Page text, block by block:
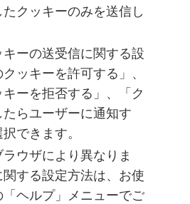
クッキーのみを送信し
ーの送受信に関する設
ッキーを許可する」、
キーを拒否する」、「ク
たらユーザーに通知す
できます。
ウザにより異なりま
する設定方法は、お使
ヘルプ」メニューでご